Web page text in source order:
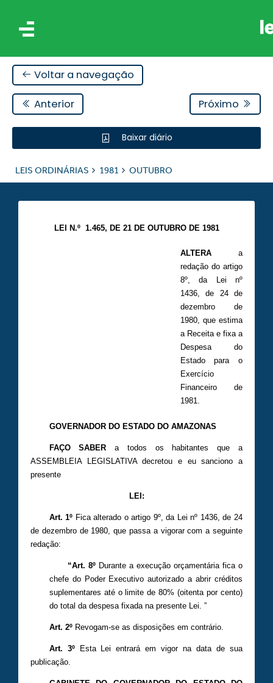
Voltar a navegação
Anterior Próximo
Baixar diário
LEIS ORDINÁRIAS 1981 OUTUBRO
LEI N.º 1.465, DE 21 DE OUTUBRO DE 1981
ALTERAa
redação do artigo
8º, da Lei nº
1436, de 24 de
dezembro de
1980, que estima
a Receita e fixa a
Despesa do
Estado para o
Exercício
Financeiro de
1981.
GOVERNADOR DO ESTADO DO AMAZONAS
FAÇO SABERa todos os habitantes que a
ASSEMBLEIA LEGISLATIVA decretou e eu sanciono a
presente
LEI:
Art. 1º Fica alterado o artigo 9º, da Lei nº 1436, de 24
de dezembro de 1980, que passa a vigorar com a seguinte
redação:
“Art. 8º Durante a execução orçamentária fica o
chefe do Poder Executivo autorizado a abrir créditos
suplementares até o limite de 80% (oitenta por cento)
do total da despesa fixada na presente Lei. ”
Art. 2ºRevogam-se as disposições em contrário.
Art. 3º
Esta Lei entrará em vigor na data de sua
publicação.